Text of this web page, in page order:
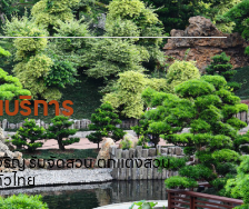
ริการ
ริญ รับจัดสวน ตกแต่งสวน
ไทย